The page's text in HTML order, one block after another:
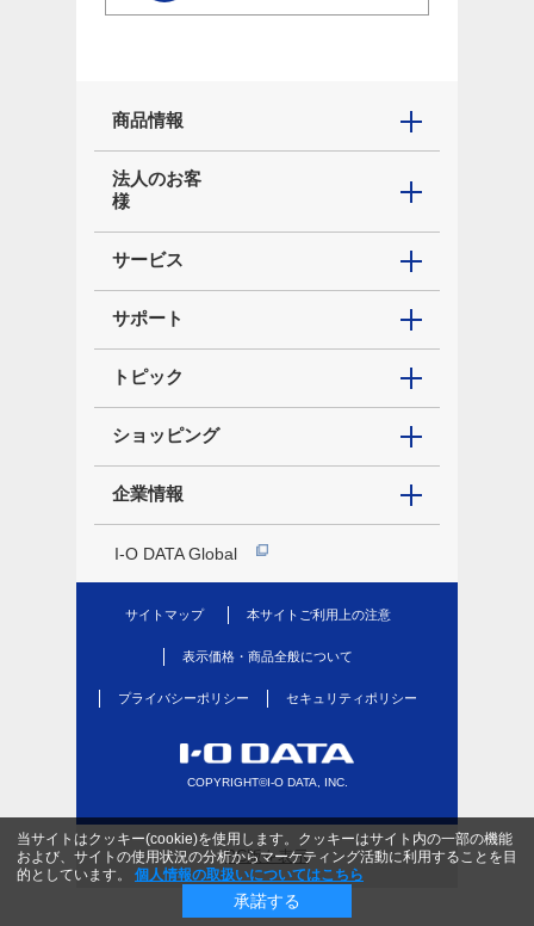
商品情報
法人のお客
様
サービス
サポート
トピック
ショッピング
企業情報
I-O DATA Global
サイトマップ 本サイトご利用上の注意
表示価格・商品全般について
プライバシーポリシー セキュリティポリシー
COPYRIGHT©I-O DATA, INC.
当サイトはクッキー(cookie)を使用します。クッキーはサイト内の一部の機能
および、サイトの使用状況の分析からマーケティング活動に利用することを目
的としています。
個人情報の取扱いについてはこちら
承諾する
PC版を表示